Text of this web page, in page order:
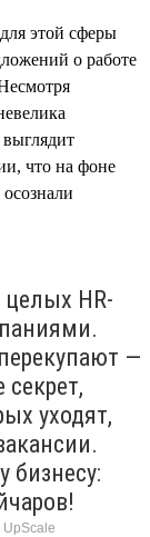
этой сферы
о работе
что на фоне
HR-
—
секрет,
уходят,
бизнесу: